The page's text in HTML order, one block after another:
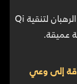
- طقوس الطهارة والتأمل: يُستخدمها الرهبان لتنقية Qi
عميقة.